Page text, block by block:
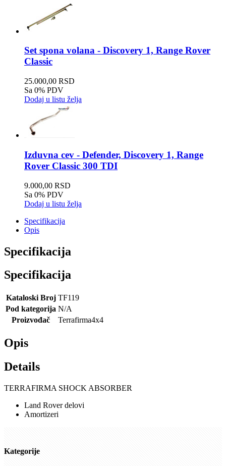
Set spona volana - Discovery 1, Range Rover
Classic
25.000,00 RSD
Sa 0% PDV
Dodaj u listu želja
Izduvna cev - Defender, Discovery 1, Range
Rover Classic 300 TDI
9.000,00 RSD
Sa 0% PDV
Dodaj u listu želja
Specifikacija
Opis
Specifikacija
Specifikacija
Kataloski Broj TF119
Pod kategorija N/A
Proizvođač
Terrafirma4x4
Opis
Details
TERRAFIRMA SHOCK ABSORBER
Land Rover delovi
Amortizeri
Kategorije